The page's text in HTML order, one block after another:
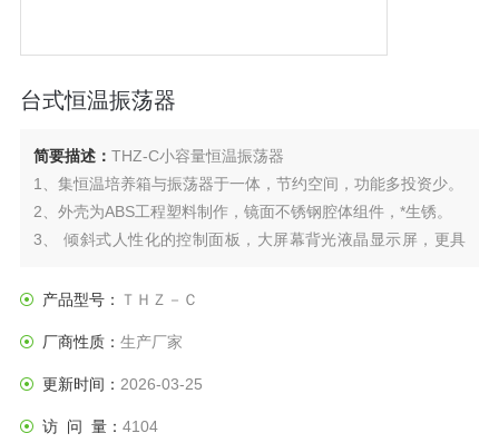
台式恒温振荡器
简要描述： THZ-C小容量恒温振荡器
1、集恒温培养箱与振荡器于一体，节约空间，功能多投资少。
2、外壳为ABS工程塑料制作，镜面不锈钢腔体组件，*生锈。
3、 倾斜式人性化的控制面板，大屏幕背光液晶显示屏，更具
4、设有运行参数记忆功能，避免繁琐操作并密码锁定，杜绝认
5、 设有来电恢复功能，不受电源间断影响，设备可自动按原
设定程序恢复运行。
产品型号： ＴＨＺ－Ｃ
厂商性质： 生产厂家
更新时间： 2026-03-25
访 问 量： 4104